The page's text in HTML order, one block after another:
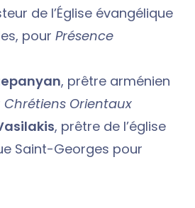
de l’Église évangélique
pour Présence
, prêtre arménien
Chrétiens Orientaux
, prêtre de l’église
Saint-Georges pour